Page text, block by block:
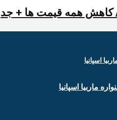
ماربیا اسپانیا